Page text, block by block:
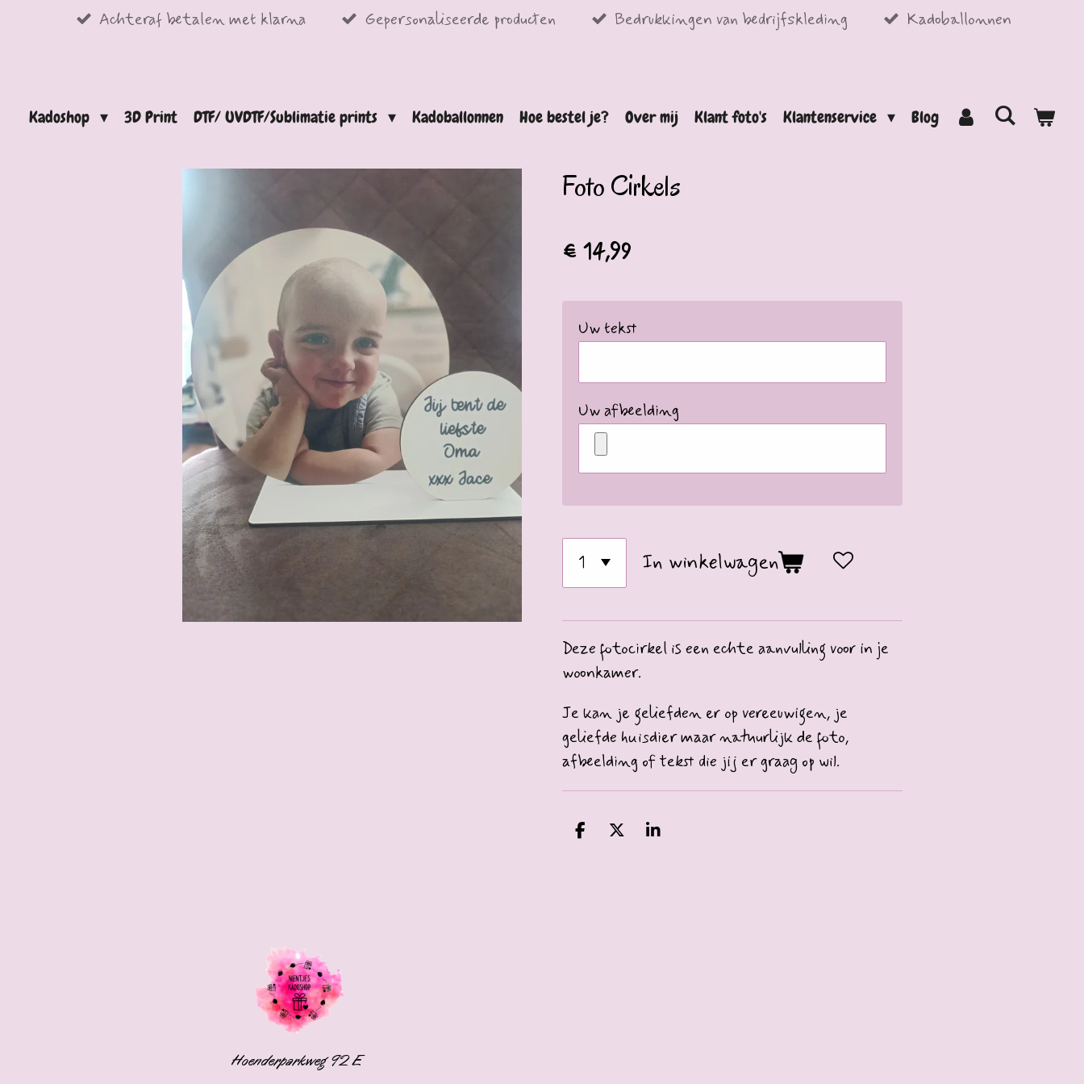
hoofdinhoud
Achteraf betalen met klarna Gepersonaliseerde producten Bedrukkingen van bedrijfskleding Kadoballonnen
Kadoshop 3D Print DTF/ UVDTF/Sublimatie prints Kadoballonnen Hoe bestel je? Over mij Klant foto's Klantenservice Blog
Foto Cirkels
€ 14,99
Uw tekst
Uw afbeelding
In winkelwagen
Deze fotocirkel is een echte aanvulling voor in je
woonkamer.
Je kan je geliefden er op vereeuwigen, je
geliefde huisdier maar natuurlijk de foto,
afbeelding of tekst die jij er graag op wil.
D
D
S
Hoenderparkweg 92 E